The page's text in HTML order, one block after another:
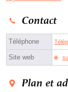
Contact
Téléphone
Site web
Plan et